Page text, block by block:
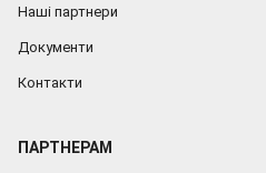
Наші партнери
Документи
Контакти
ПАРТНЕРАМ